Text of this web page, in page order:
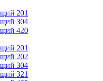
201
304
420
201
202
304
321